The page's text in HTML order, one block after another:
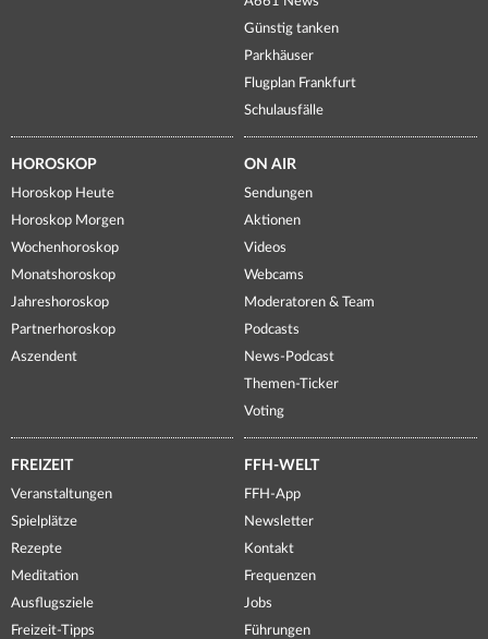
Günstig tanken
Parkhäuser
Flugplan Frankfurt
Schulausfälle
HOROSKOP
Horoskop Heute
Horoskop Morgen
Wochenhoroskop
Monatshoroskop
Jahreshoroskop
Partnerhoroskop
Aszendent
ON AIR
Sendungen
Aktionen
Videos
Webcams
Moderatoren & Team
Podcasts
News-Podcast
Themen-Ticker
Voting
FREIZEIT
Veranstaltungen
Spielplätze
Rezepte
Meditation
Ausflugsziele
Freizeit-Tipps
FFH-WELT
FFH-App
Newsletter
Kontakt
Frequenzen
Jobs
Führungen